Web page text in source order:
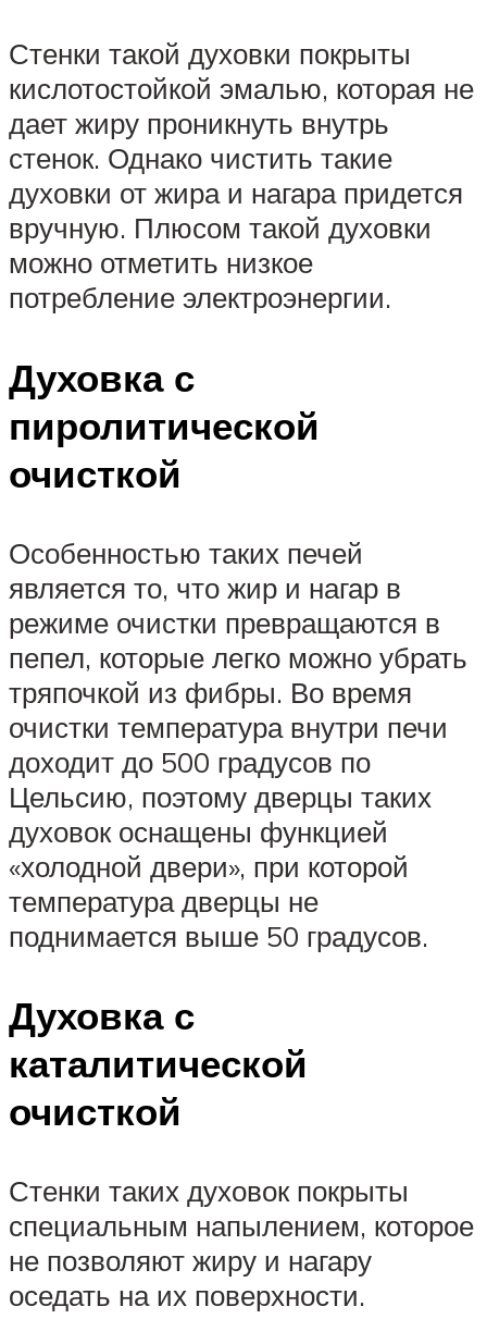
Стенки такой духовки покрыты
кислотостойкой эмалью, которая не
дает жиру проникнуть внутрь
стенок. Однако чистить такие
духовки от жира и нагара придется
вручную. Плюсом такой духовки
можно отметить низкое
потребление электроэнергии.
Духовка с
пиролитической
очисткой
Особенностью таких печей
является то, что жир и нагар в
режиме очистки превращаются в
пепел, которые легко можно убрать
тряпочкой из фибры. Во время
очистки температура внутри печи
доходит до 500 градусов по
Цельсию, поэтому дверцы таких
духовок оснащены функцией
«холодной двери», при которой
температура дверцы не
поднимается выше 50 градусов.
Духовка с
каталитической
очисткой
Стенки таких духовок покрыты
специальным напылением, которое
не позволяют жиру и нагару
оседать на их поверхности.